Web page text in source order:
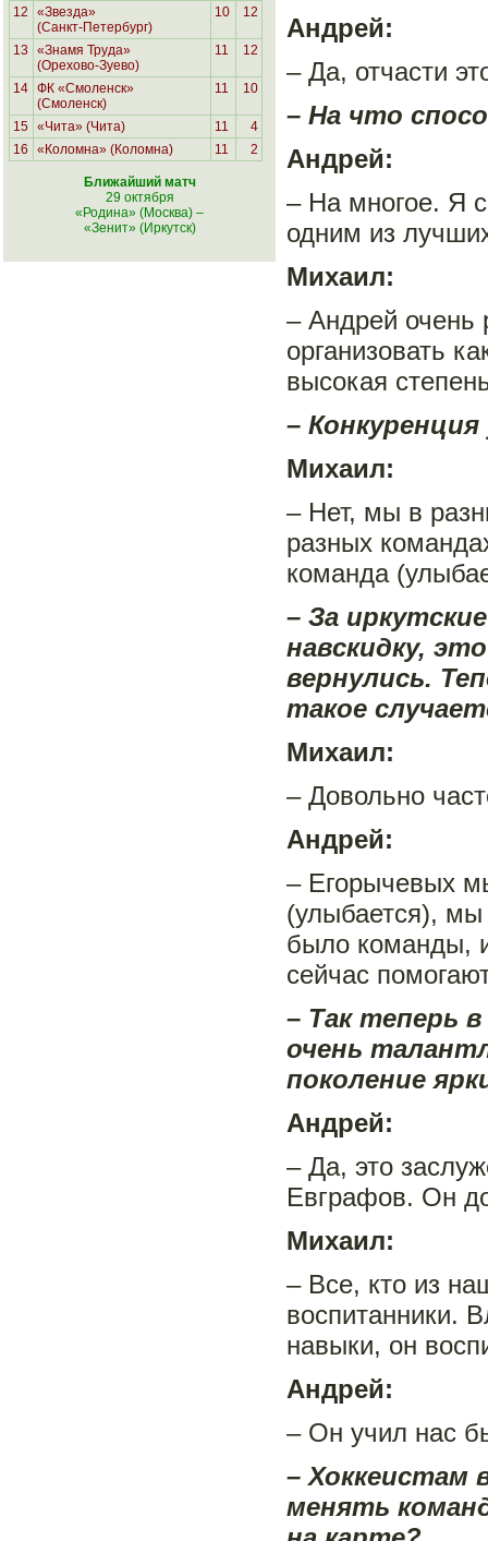
12
«Звезда»
(Санкт-Петербург)
10 12
13
«Знамя Труда»
(Орехово-Зуево)
11 12
14 ФК «Смоленск»
(Смоленск)
11 10
15 «Чита» (Чита) 11
4
16
«Коломна» (Коломна) 11 2
Ближайший матч
29 октября
«Родина» (Москва) –
«Зенит» (Иркутск)
Андрей:
– Да, отчасти
– На что
Андрей:
– На многое. Я
одним из
Михаил:
– Андрей очень
организовать
высокая
–
Михаил:
– Нет, мы в
разных
команда
– За
навскидку,
вернулись.
такое
Михаил:
– Довольно
Андрей:
– Егорычевых
(улыбается), мы
было команды,
сейчас
– Так теперь
очень
поколение
Андрей:
– Да, это
Евграфов. Он
Михаил:
– Все, кто из
воспитанники.
навыки, он
Андрей:
– Он учил нас
– Хоккеистам
менять